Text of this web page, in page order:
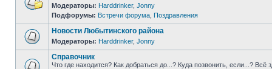
Модераторы: Harddrinker, Jonny
Подфорумы: Встречи форума Поздравления
Новости Любытинского района
Модераторы: Harddrinker, Jonny
Справочник
Что где находится? Как добраться до...? Куда позвонить, если...? Всё